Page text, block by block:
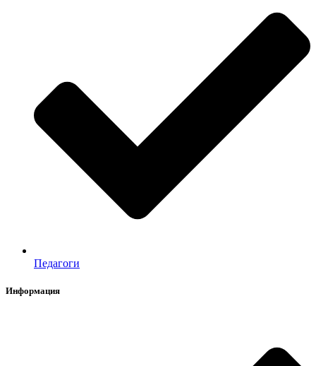
Педагоги
Информация